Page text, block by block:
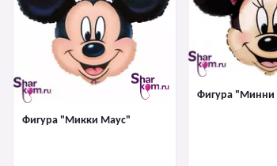
Фигура "Микки Маус"
Фигура "Минни